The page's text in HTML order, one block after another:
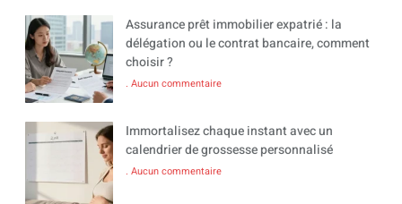
Assurance prêt immobilier expatrié : la
délégation ou le contrat bancaire, comment
choisir ?
Aucun commentaire
Immortalisez chaque instant avec un
calendrier de grossesse personnalisé
Aucun commentaire